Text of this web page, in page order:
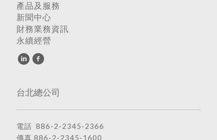
產品及服務
新聞中心
財務業務資訊
永續經營
台北總公司
電話 886-2-2345-2366
傳真 886-2-2345-1600